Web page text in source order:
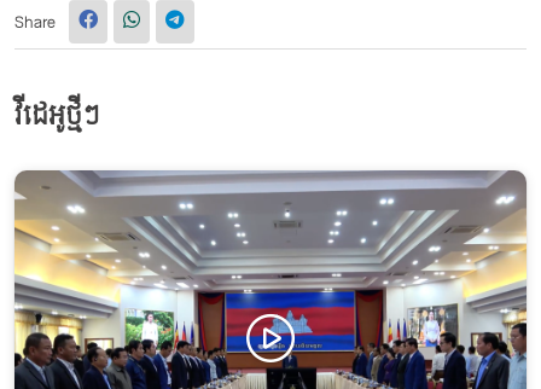
Share
វីដេអូថ្មីៗ